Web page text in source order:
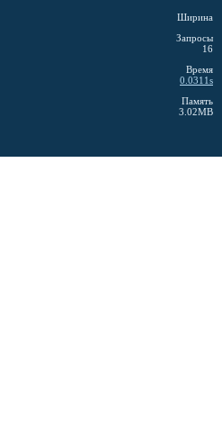
Ширина
Запросы
16
Время
0.0311s
Память
3.02MB